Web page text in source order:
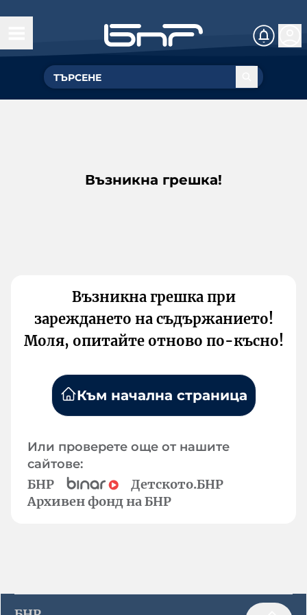
Възникна грешка!
Възникна грешка при
зареждането на съдържанието!
Моля, опитайте отново по-късно!
Към начална страница
Или проверете още от нашите
сайтове:
БНР
Детското.БНР
Архивен фонд на БНР